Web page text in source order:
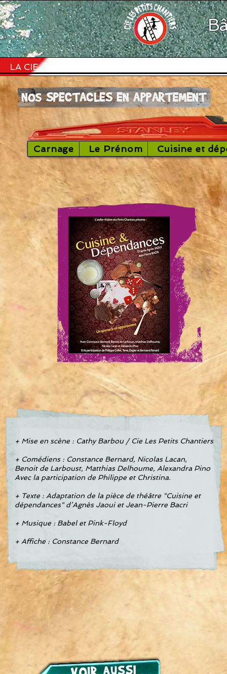
LA CIE
Carnage Le Prénom Cuisine et
+ Mise en scène : Cathy Barbou / Cie Les Petits Chantiers
+ Comédiens : Constance Bernard, Nicolas Lacan,
Benoit de Larboust, Matthias Delhoume, Alexandra Pino
Avec la participation de Philippe et Christina.
+ Texte : Adaptation de la pièce de théâtre "Cuisine et
dépendances" d’Agnès Jaoui et Jean-Pierre Bacri
+ Musique : Babel et Pink-Floyd
+ Affiche : Constance Bernard